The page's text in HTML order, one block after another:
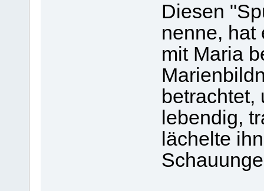
Diesen
nenne, hat
mit Maria
betrachtet,
lebendig,
lächelte